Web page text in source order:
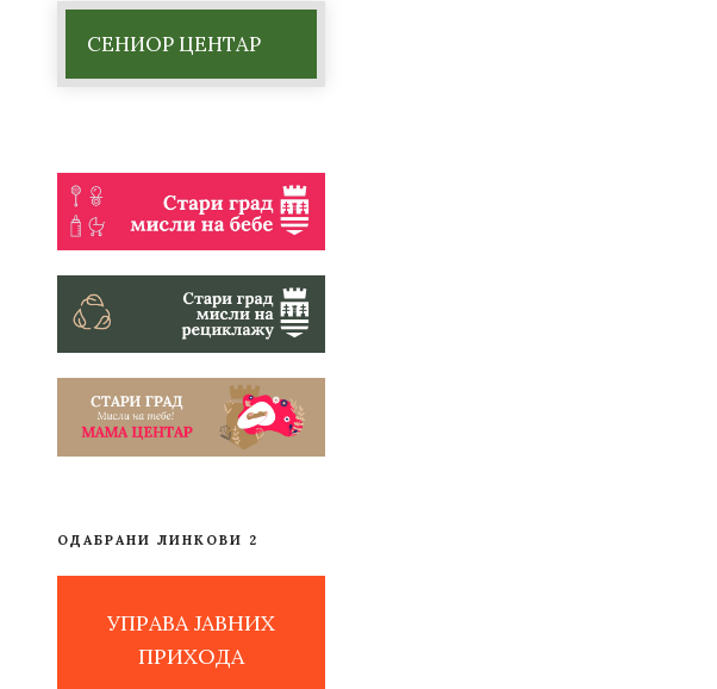
СЕНИОР ЦЕНТАР
ОДАБРАНИ ЛИНКОВИ 2
УПРАВА ЈАВНИХ
ПРИХОДА